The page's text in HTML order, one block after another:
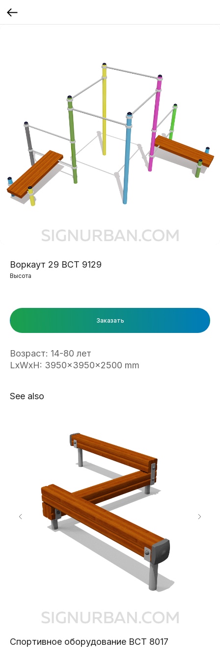
Воркаут 29 ВСТ 9129
Высота
Заказать
Возраст: 14-80 лет
LxWxH: 3950x3950x2500 mm
See also
Спортивное оборудование ВСТ 8017